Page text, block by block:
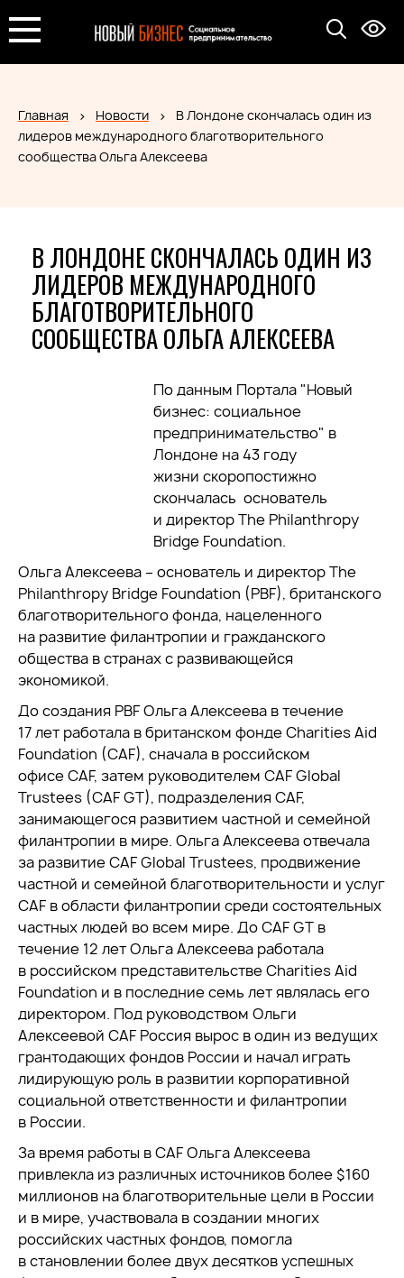
Главная Новости
В Лондоне скончалась один из
лидеров международного благотворительного
сообщества Ольга Алексеева
В ЛОНДОНЕ СКОНЧАЛАСЬ ОДИН ИЗ
ЛИДЕРОВ МЕЖДУНАРОДНОГО
БЛАГОТВОРИТЕЛЬНОГО
СООБЩЕСТВА ОЛЬГА АЛЕКСЕЕВА
По данным Портала "Новый
бизнес: социальное
предпринимательство" в
Лондоне на 43 году
жизни скоропостижно
скончалась основатель
и директор The Philanthropy
Bridge Foundation.
Ольга Алексеева − основатель и директор The
Philanthropy Bridge Foundation (PBF), британского
благотворительного фонда, нацеленного
на развитие филантропии и гражданского
общества в странах с развивающейся
экономикой.
До создания PBF Ольга Алексеева в течение
17 лет работала в британском фонде Charities Aid
Foundation (CAF), сначала в российском
офисе CAF, затем руководителем CAF Global
Trustees (CAF GT), подразделения CAF,
занимающегося развитием частной и семейной
филантропии в мире. Ольга Алексеева отвечала
за развитие CAF Global Trustees, продвижение
частной и семейной благотворительности и услуг
CAF в области филантропии среди состоятельных
частных людей во всем мире. До CAF GT в
течение 12 лет Ольга Алексеева работала
в российском представительстве Charities Aid
Foundation и в последние семь лет являлась его
директором. Под руководством Ольги
Алексеевой CAF Россия вырос в один из ведущих
грантодающих фондов России и начал играть
лидирующую роль в развитии корпоративной
социальной ответственности и филантропии
в России.
За время работы в CAF Ольга Алексеева
привлекла из различных источников более $160
миллионов на благотворительные цели в России
и в мире, участвовала в создании многих
российских частных фондов, помогла
в становлении более двух десятков успешных